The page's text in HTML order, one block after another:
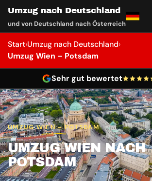
Umzug nach Deutschland
und von Deutschland nach Österreich
Start›Umzug nach Deutschland›
Umzug Wien – Potsdam
Sehr gut bewertet
UMZUG WIEN – POTSDAM
UMZUG WIEN NACH
POTSDAM